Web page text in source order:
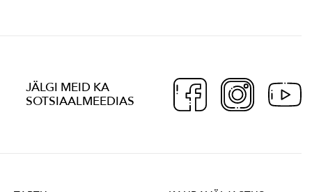
JÄLGI MEID KA
SOTSIAALMEEDIAS